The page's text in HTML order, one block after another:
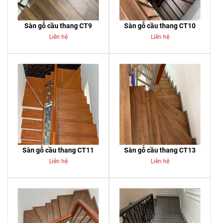
Sàn gỗ cầu thang CT9
Liên hệ
Sàn gỗ cầu thang CT10
Liên hệ
Sàn gỗ cầu thang CT11
Liên hệ
Sàn gỗ cầu thang CT13
Liên hệ